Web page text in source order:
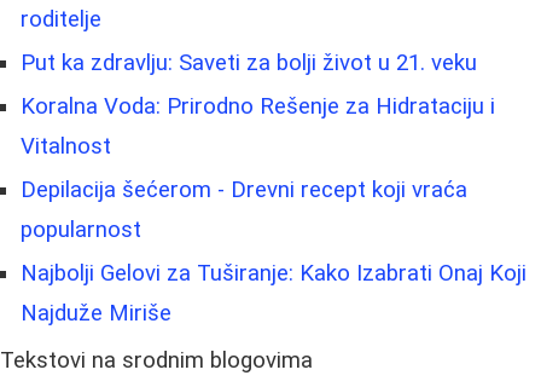
roditelje
Put ka zdravlju: Saveti za bolji život u 21. veku
Koralna Voda: Prirodno Rešenje za Hidrataciju i
Vitalnost
Depilacija šećerom - Drevni recept koji vraća
popularnost
Najbolji Gelovi za Tuširanje: Kako Izabrati Onaj Koji
Najduže Miriše
Tekstovi na srodnim blogovima